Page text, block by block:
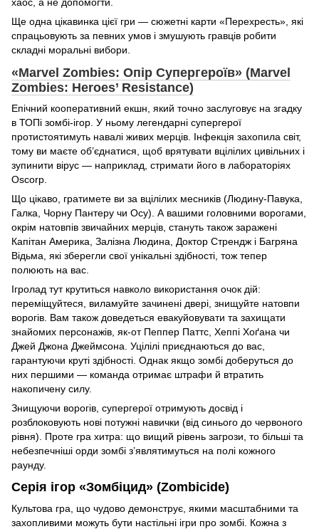
хаос, а не допомогти.
Ще одна цікавинка цієї гри — сюжетні карти «Перехресть», які
спрацьовують за певних умов і змушують гравців робити
складні моральні вибори.
«Marvel Zombies: Опір Супергероїв» (Marvel
Zombies: Heroes’ Resistance)
Епічний кооперативний екшн, який точно заслуговує на згадку
в ТОПі зомбі-ігор. У ньому легендарні супергерої
протистоятимуть навалі живих мерців. Інфекція захопила світ,
тому ви маєте об’єднатися, щоб врятувати вцілілих цивільних і
зупинити вірус — наприклад, стримати його в лабораторіях
Oscorp.
Що цікаво, гратимете ви за вцілілих месників (Людину-Павука,
Галка, Чорну Пантеру чи Осу). А вашими головними ворогами,
окрім натовпів звичайних мерців, стануть також заражені
Капітан Америка, Залізна Людина, Доктор Стрендж і Багряна
Відьма, які зберегли свої унікальні здібності, тож тепер
полюють на вас.
Ігролад тут крутиться навколо використання очок дій:
переміщуйтеся, виламуйте зачинені двері, знищуйте натовпи
ворогів. Вам також доведеться евакуйовувати та захищати
знайомих персонажів, як-от Пеппер Паттс, Хеппі Хоґана чи
Джей Джона Джеймсона. Уцілілі приєднаються до вас,
гарантуючи круті здібності. Однак якщо зомбі доберуться до
них першими — команда отримає штрафи й втратить
накопичену силу.
Знищуючи ворогів, супергерої отримують досвід і
розблоковують нові потужні навички (від синього до червоного
рівня). Проте гра хитра: що вищий рівень загрози, то більші та
небезпечніші орди зомбі з’являтимуться на полі кожного
раунду.
Серія ігор «Зомбіцид» (Zombicide)
Культова гра, що чудово демонструє, якими масштабними та
захопливими можуть бути настільні ігри про зомбі. Кожна з